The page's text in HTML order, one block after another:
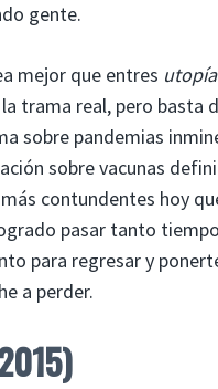
gente.
mejor que entres utopía
trama real, pero basta
sobre pandemias
sobre vacunas
contundentes hoy
pasar tanto
para regresar y
a perder.